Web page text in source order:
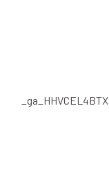
_ga_HHVCEL4BTX